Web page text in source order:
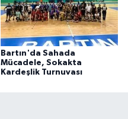
Bartın'da Sahada
Mücadele, Sokakta
Kardeşlik Turnuvası